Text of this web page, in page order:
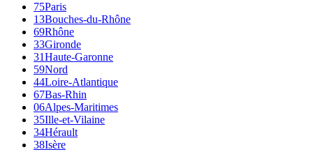
75Paris
13Bouches-du-Rhône
69Rhône
33Gironde
31Haute-Garonne
59Nord
44Loire-Atlantique
67Bas-Rhin
06Alpes-Maritimes
35Ille-et-Vilaine
34Hérault
38Isère